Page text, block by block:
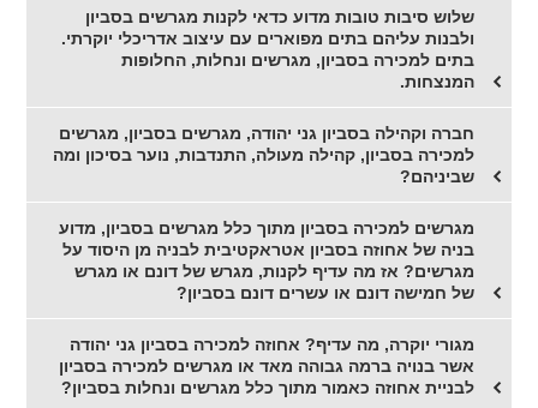
שלוש סיבות טובות מדוע כדאי לקנות מגרשים בסביון
ולבנות עליהם בתים מפוארים עם עיצוב אדריכלי יוקרתי.
בתים למכירה בסביון, מגרשים ונחלות, החלופות
המנצחות.
חברה וקהילה בסביון גני יהודה, מגרשים בסביון, מגרשים
למכירה בסביון, קהילה מעולה, התנדבות, נוער בסיכון ומה
שביניהם?
מגרשים למכירה בסביון מתוך כלל מגרשים בסביון, מדוע
בניה של אחוזה בסביון אטראקטיבית לבניה מן היסוד על
מגרשים? אז מה עדיף לקנות, מגרש של דונם או מגרש
של חמישה דונם או עשרים דונם בסביון?
מגורי יוקרה, מה עדיף? אחוזה למכירה בסביון גני יהודה
אשר בנויה ברמה גבוהה מאד או מגרשים למכירה בסביון
לבניית אחוזה כאמור מתוך כלל מגרשים ונחלות בסביון?